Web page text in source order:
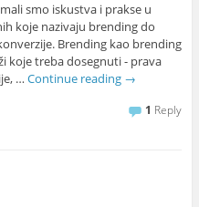
smo iskustva i prakse u
koje nazivaju brending do
Brending kao brending
koje treba dosegnuti - prava
… Continue reading →
1 Reply